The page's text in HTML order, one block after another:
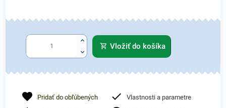
Vložiť do košíka
Pridať do obľúbených Vlastnosti a parametre